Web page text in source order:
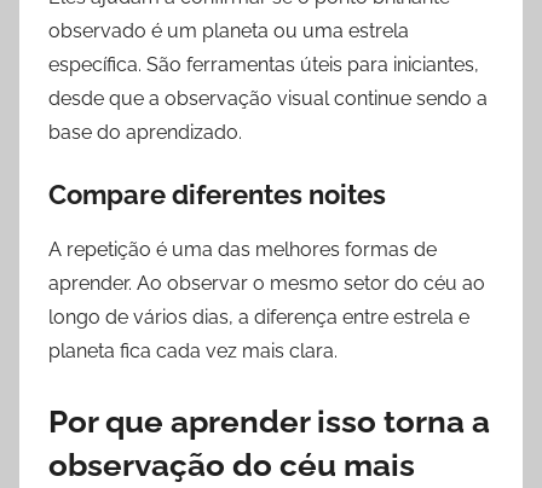
observado é um planeta ou uma estrela
específica. São ferramentas úteis para iniciantes,
desde que a observação visual continue sendo a
base do aprendizado.
Compare diferentes noites
A repetição é uma das melhores formas de
aprender. Ao observar o mesmo setor do céu ao
longo de vários dias, a diferença entre estrela e
planeta fica cada vez mais clara.
Por que aprender isso torna a
observação do céu mais